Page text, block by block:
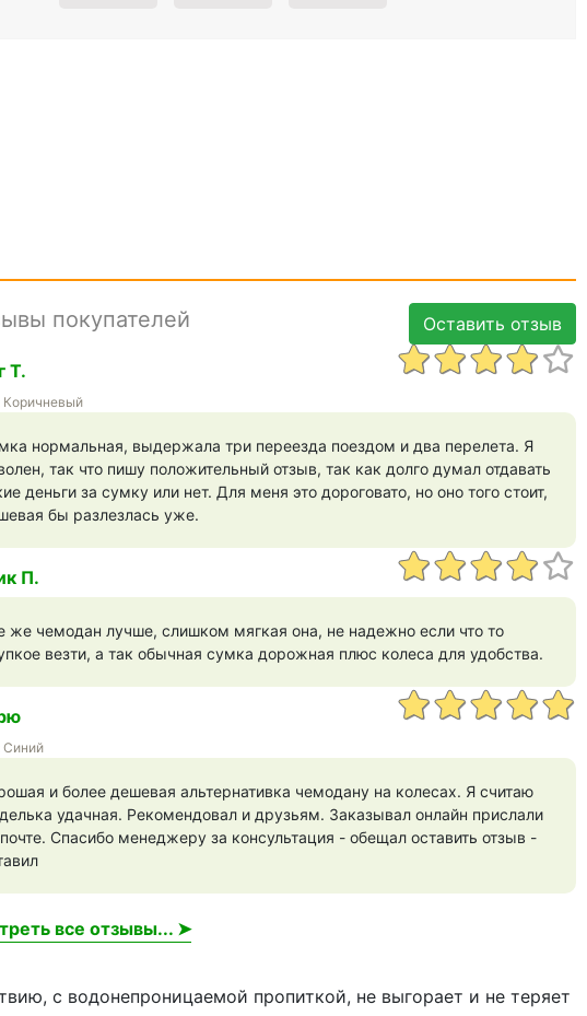
Оставить отзыв
покупателей
Т.
Коричневый
нормальная, выдержала три переезда поездом и два перелета. Я
так что пишу положительный отзыв, так как долго думал отдавать
деньги за сумку или нет. Для меня это дороговато, но оно того стоит,
бы разлезлась уже.
П.
же чемодан лучше, слишком мягкая она, не надежно если что то
везти, а так обычная сумка дорожная плюс колеса для удобства.
Синий
и более дешевая альтернативка чемодану на колесах. Я считаю
удачная. Рекомендовал и друзьям. Заказывал онлайн прислали
Спасибо менеджеру за консультация - обещал оставить отзыв -
все отзывы... ➤
с водонепроницаемой пропиткой, не выгорает и не теряет